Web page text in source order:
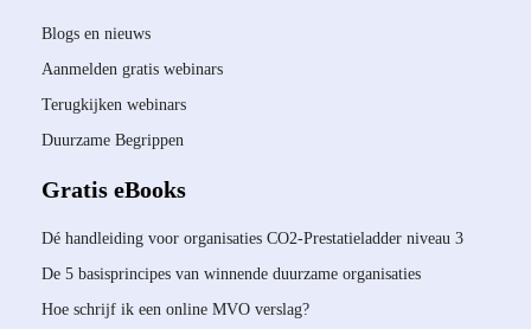
Blogs en nieuws
Aanmelden gratis webinars
Terugkijken webinars
Duurzame Begrippen
Gratis eBooks
Dé handleiding voor organisaties CO2-Prestatieladder niveau 3
De 5 basisprincipes van winnende duurzame organisaties
Hoe schrijf ik een online MVO verslag?